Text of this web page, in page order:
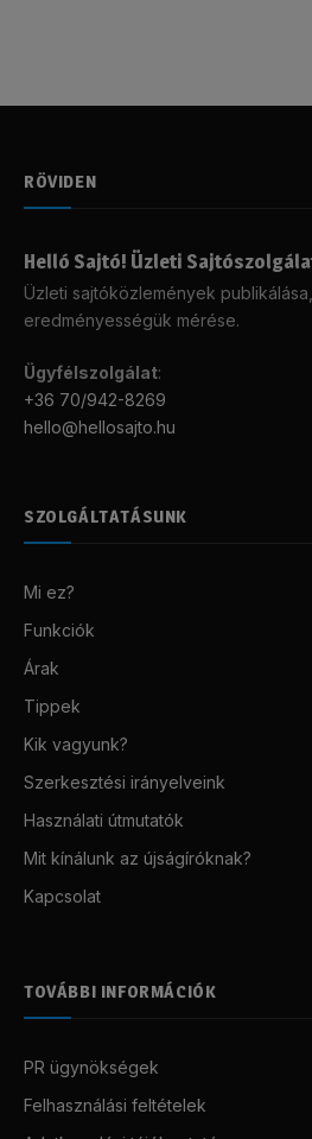
RÖVIDEN
Helló Sajtó! Üzleti
Üzleti sajtóközlemények
eredményességük mérése.
Ügyfélszolgálat:
+36 70/942-8269
hello@hellosajto.hu
SZOLGÁLTATÁSUNK
Mi ez?
Funkciók
Árak
Tippek
Kik vagyunk?
Szerkesztési irányelveink
Használati útmutatók
Mit kínálunk az újságíróknak?
Kapcsolat
TOVÁBBI INFORMÁCIÓK
PR ügynökségek
Felhasználási feltételek